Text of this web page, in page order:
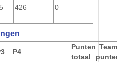
426 0
P4
Punten
totaal
Team